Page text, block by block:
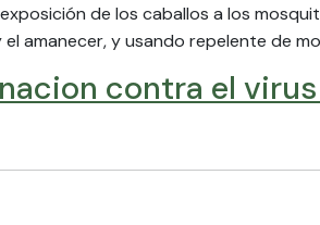
de los caballos a los
amanecer, y usando repelente de
contra el